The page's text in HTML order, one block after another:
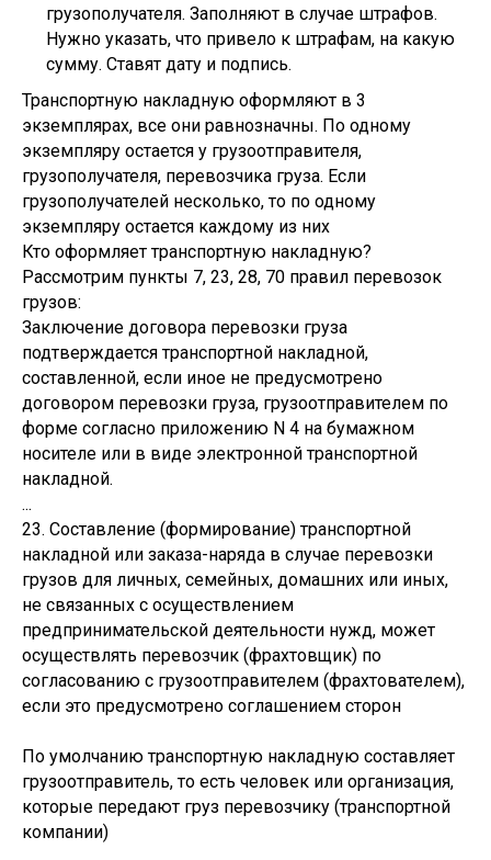
грузополучателя. Заполняют в случае штрафов.
Нужно указать, что привело к штрафам, на какую
сумму. Ставят дату и подпись.
Транспортную накладную оформляют в 3
экземплярах, все они равнозначны. По одному
экземпляру остается у грузоотправителя,
грузополучателя, перевозчика груза. Если
грузополучателей несколько, то по одному
экземпляру остается каждому из них
Кто оформляет транспортную накладную?
Рассмотрим пункты 7, 23, 28, 70 правил перевозок
грузов:
Заключение договора перевозки груза
подтверждается транспортной накладной,
составленной, если иное не предусмотрено
договором перевозки груза, грузоотправителем по
форме согласно приложению N 4 на бумажном
носителе или в виде электронной транспортной
накладной.
...
23. Составление (формирование) транспортной
накладной или заказа-наряда в случае перевозки
грузов для личных, семейных, домашних или иных,
не связанных с осуществлением
предпринимательской деятельности нужд, может
осуществлять перевозчик (фрахтовщик) по
согласованию с грузоотправителем (фрахтователем),
если это предусмотрено соглашением сторон
По умолчанию транспортную накладную составляет
грузоотправитель, то есть человек или организация,
которые передают груз перевозчику (транспортной
компании)